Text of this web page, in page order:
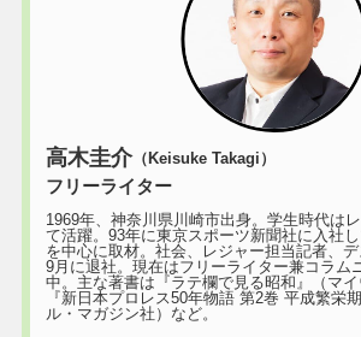
高木圭介（Keisuke Takagi）
フリーライター
1969年、神奈川県川崎市出身。学生時代は
て活躍。93年に東京スポーツ新聞社に入社
を中心に取材。社会、レジャー担当記者、
9月に退社。現在はフリーライター兼コラム
中。主な著書は『ラテ欄で見る昭和』（マイ
『新日本プロレス50年物語 第2巻 平成繁栄
ル・マガジン社）など。